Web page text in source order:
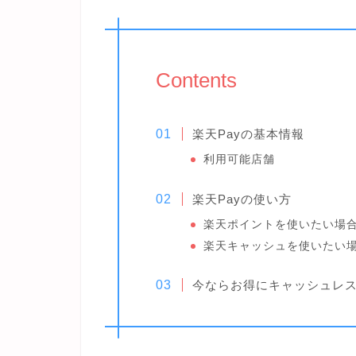
Contents
楽天Payの基本情報
利用可能店舗
楽天Payの使い方
楽天ポイントを使いたい場合
楽天キャッシュを使いたい
今ならお得にキャッシュレ